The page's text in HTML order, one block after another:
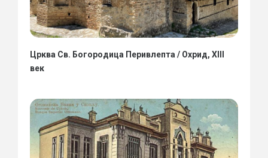
Црква Св. Богородица Перивлепта / Охрид, XIII
век